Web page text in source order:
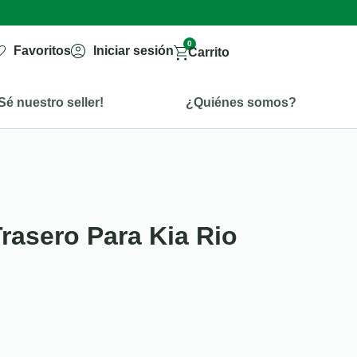
Favoritos Iniciar sesión
0
Carrito
nuestro seller! ¿Quiénes somos?
Para Kia Rio